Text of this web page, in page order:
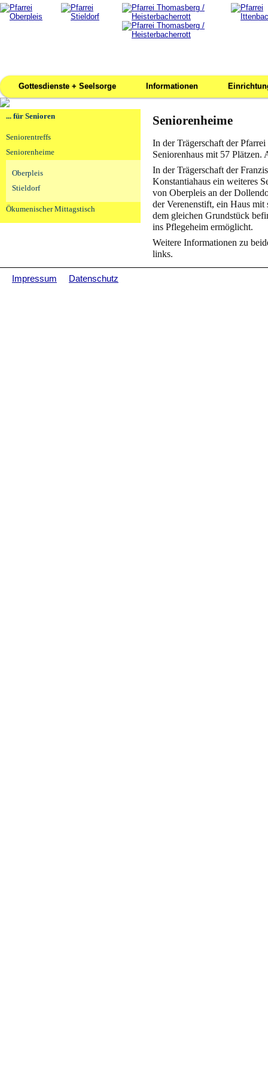
Gottesdienste + Seelsorge Informationen
... für Senioren
Seniorentreffs
Seniorenheime
Oberpleis
Stieldorf
Ökumenischer Mittagstisch
Seniorenheime
In der Trägerschaft der
Seniorenhaus mit 57
In der Trägerschaft der
Konstantiahaus ein weiteres
von Oberpleis an der
der Verenenstift, ein Haus mit
dem gleichen Grundstück
ins Pflegeheim ermöglicht.
Weitere Informationen zu
links.
Impressum Datenschutz